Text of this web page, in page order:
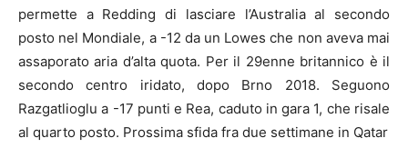
permette a Redding di lasciare l’Australia al secondo
posto nel Mondiale, a -12 da un Lowes che non aveva mai
assaporato aria d’alta quota. Per il 29enne britannico è il
secondo centro iridato, dopo Brno 2018. Seguono
Razgatlioglu a -17 punti e Rea, caduto in gara 1, che risale
al quarto posto. Prossima sfida fra due settimane in Qatar